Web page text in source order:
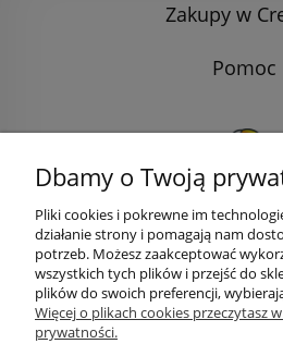
Zakupy w
Pomoc
email:
Dbamy o Twoją
Pliki cookies i pokrewne im
działanie strony i pomagają nam
potrzeb. Możesz zaakceptować
wszystkich tych plików i przejść do
plików do swoich preferencji,
Więcej o plikach cookies przeczytasz
prywatności.